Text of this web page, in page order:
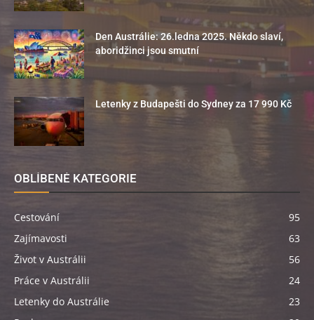
Den Austrálie: 26.ledna 2025. Někdo slaví,
aboridžinci jsou smutní
Letenky z Budapešti do Sydney za 17 990 Kč
OBLÍBENÉ KATEGORIE
Cestování
95
Zajímavosti
63
Život v Austrálii
56
Práce v Austrálii
24
Letenky do Austrálie
23